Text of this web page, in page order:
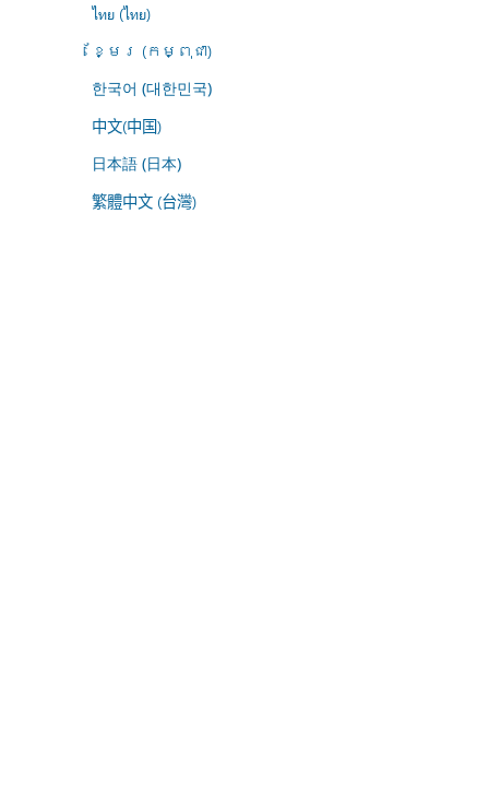
ไทย (ไทย)
ខ្មែរ (កម្ពុជា)
한국어 (대한민국)
中文(中国)
日本語 (日本)
繁體中文 (台灣)